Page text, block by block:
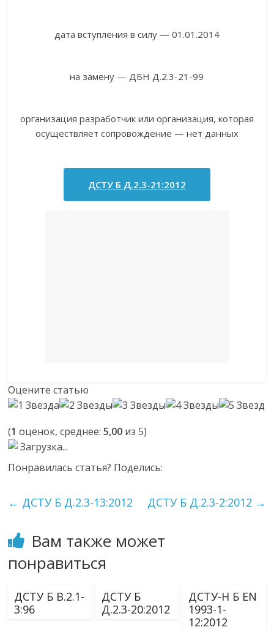
дата вступления в силу — 01.01.2014
на замену — ДБН Д.2.3-21-99
организация разработчик или организация, которая
осуществляет сопровождение — нет данных
ДСТУ Б Д.2.3-21:2012
Оцените статью
(1 оценок, среднее:5,00 из 5)
Загрузка...
Понравилась статья? Поделись:
← ДСТУ Б Д.2.3-13:2012 ДСТУ Б Д.2.3-2:2012 →
Вам также может
понравиться
ДСТУ Б В.2.1-
3:96
ДСТУ Б
Д.2.3-20:2012
ДСТУ-Н Б EN
1993-1-
12:2012